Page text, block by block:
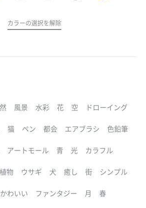
カラーの選択を解除
風景 水彩 花 空 ドローイング
猫 ペン 都会 エアブラシ 色鉛筆
アートモール 青 光 カラフル
植物 ウサギ 犬 癒し 街 シンプル
かわいい ファンタジー 月 春